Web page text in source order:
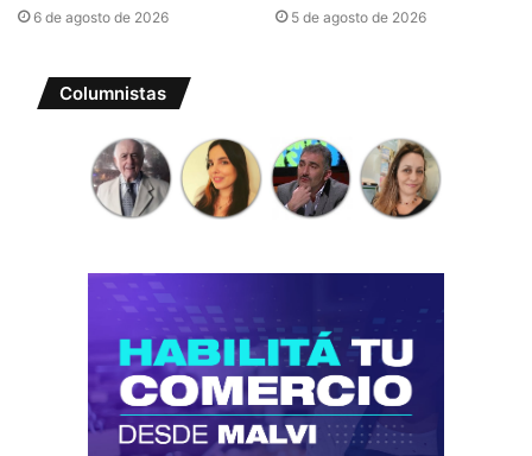
6 de agosto de 2026 5 de agosto de 2026
Columnistas